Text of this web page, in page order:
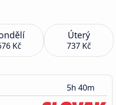
Kč
Úterý
737 Kč
5h 40m